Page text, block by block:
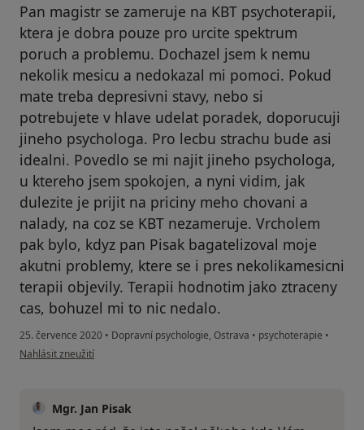
Pan magistr se zameruje na KBT psychoterapii,
ktera je dobra pouze pro urcite spektrum
poruch a problemu. Dochazel jsem k nemu
nekolik mesicu a nedokazal mi pomoci. Pokud
mate treba depresivni stavy, nebo si
potrebujete v hlave udelat poradek, doporucuji
jineho psychologa. Pro lecbu strachu bude asi
idealni. Povedlo se mi najit jineho psychologa,
u ktereho jsem spokojen, a nyni vidim, jak
dulezite je prijit na priciny meho chovani a
nalady, na coz se KBT nezameruje. Vrcholem
pak bylo, kdyz pan Pisak bagatelizoval moje
akutni problemy, ktere se i pres nekolikamesicni
terapii objevily. Terapii hodnotim jako ztraceny
cas, bohuzel mi to nic nedalo.
25. července 2020 • Dopravní psychologie, Ostrava • psychoterapie •
podle názoru uživatele Váš účet byl odstraněn
Nahlásit zneužití
Mgr. Jan Pisak